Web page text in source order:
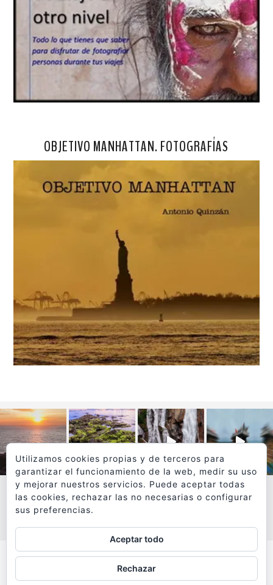
OBJETIVO MANHATTAN. FOTOGRAFÍAS
VER MÁS
Todos los textos y fotografías de
Utilizamos cookies propias y de terceros para
garantizar el funcionamiento de la web, medir su uso
y mejorar nuestros servicios. Puede aceptar todas
las cookies, rechazar las no necesarias o configurar
sus preferencias.
Aceptar todo
Rechazar